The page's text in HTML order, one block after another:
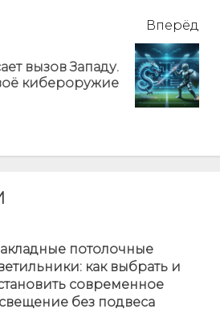
Вперёд
вызов Западу.
кибероружие
потолочные
как выбрать и
современное
без подвеса